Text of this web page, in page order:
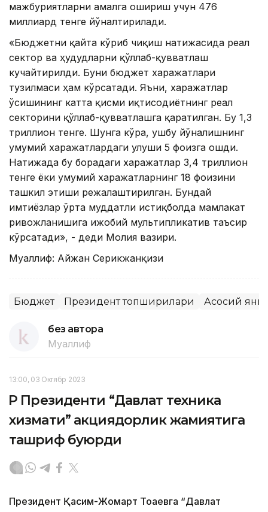
мажбуриятларни амалга ошириш учун 476
миллиард тенге йўналтирилади.
«Бюджетни қайта кўриб чиқиш натижасида реал
сектор ва ҳудудларни қўллаб-қувватлаш
кучайтирилди. Буни бюджет харажатлари
тузилмаси ҳам кўрсатади. Яъни, харажатлар
ўсишининг катта қисми иқтисодиётнинг реал
секторини қўллаб-қувватлашга қаратилган. Бу 1,3
триллион тенге. Шунга кўра, ушбу йўналишнинг
умумий харажатлардаги улуши 5 фоизга ошди.
Натижада бу борадаги харажатлар 3,4 триллион
тенге ёки умумий харажатларнинг 18 фоизини
ташкил этиши режалаштирилган. Бундай
имтиёзлар ўрта муддатли истиқболда мамлакат
ривожланишига ижобий мультипликатив таъсир
кўрсатади», - деди Молия вазири.
Муаллиф: Айжан Серикжанқизи
Бюджет Президент топшириқлари Асосий
без автора
Муаллиф
13:00, 03 Октябр 2023
ҚР Президенти “Давлат техника
хизмати” акциядорлик жамиятига
ташриф буюрди
Президент Қасим-Жомарт Тоқаевга “Давлат